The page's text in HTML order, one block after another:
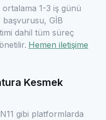
1-3 iş günü
başvurusu, GİB
dahil tüm süreç
Hemen iletişime
Kesmek
gibi platformlarda